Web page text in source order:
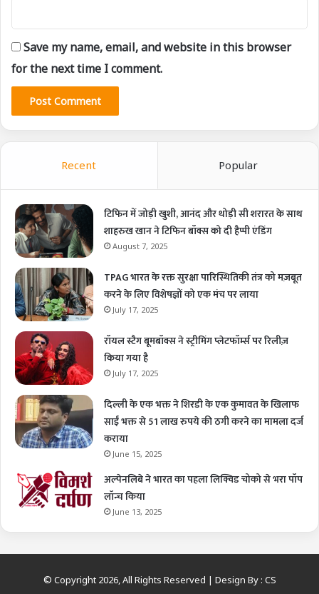
Save my name, email, and website in this browser
for the next time I comment.
Recent Popular
टिफिन में जोड़ी खुशी, आनंद और थोड़ी सी शरारत के साथ
शाहरुख खान ने टिफिन बॉक्स को दी हैप्पी एंडिंग
August 7, 2025
TPAG भारत के रक्त सुरक्षा पारिस्थितिकी तंत्र को मज़बूत
करने के लिए विशेषज्ञों को एक मंच पर लाया
July 17, 2025
रॉयल स्टैग बूमबॉक्स ने स्ट्रीमिंग प्लेटफॉर्म्स पर रिलीज़
किया गया है
July 17, 2025
दिल्ली के एक भक्त ने शिरडी के एक कुमावत के खिलाफ
साईं भक्त से 51 लाख रुपये की ठगी करने का मामला दर्ज
कराया
June 15, 2025
अल्पेनलिबे ने भारत का पहला लिक्विड चोको से भरा पॉप
लॉन्च किया
June 13, 2025
© Copyright 2026, All Rights Reserved | Design By : CS